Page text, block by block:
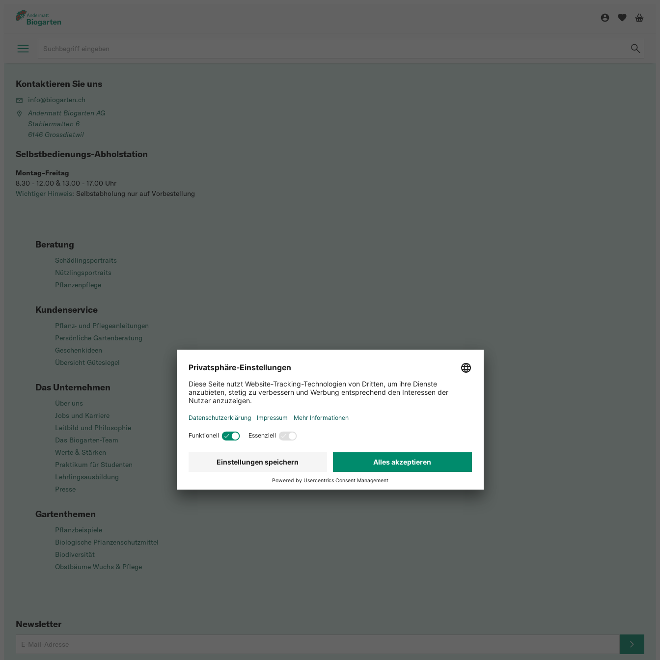
Beratung
Schädlingsportraits
Nützlingsportraits
Pflanzenpflege
Kundenservice
Pflanz- und Pflegeanleitungen
Persönliche Gartenberatung
Geschenkideen
Übersicht Gütesiegel
Das Unternehmen
Über uns
Jobs und Karriere
Leitbild und Philosophie
Das Biogarten-Team
Werte & Stärken
Praktikum für Studenten
Lehrlingsausbildung
Presse
Gartenthemen
Pflanzbeispiele
Biologische Pflanzenschutzmittel
Biodiversität
Obstbäume Wuchs & Pflege
Newsletter
Kontaktieren Sie uns
info@biogarten.ch
Andermatt Biogarten AG
Stahlermatten 6
6146 Grossdietwil
Selbstbedienungs-Abholstation
Montag–Freitag
8.30 - 12.00 & 13.00 - 17.00 Uhr
Wichtiger Hinweis: Selbstabholung nur auf Vorbestellung